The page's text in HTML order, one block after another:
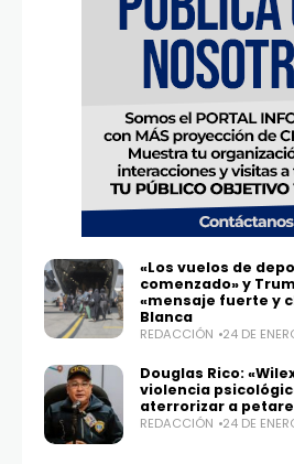
«Los vuelos de
comenzado» y
«mensaje fuerte y
Blanca
REDACCIÓN 24 DE
Douglas Rico:
violencia
aterrorizar a
REDACCIÓN 24 DE